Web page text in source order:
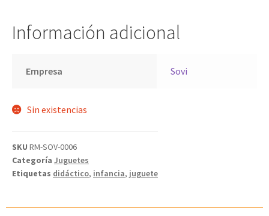
Información adicional
Empresa Sovi
Sin existencias
SKU RM-SOV-0006
Categoría Juguetes
Etiquetas didáctico, infancia, juguete